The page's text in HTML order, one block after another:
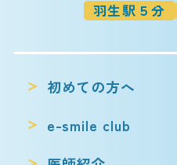
羽生駅５分
初めての方へ
e-smile club